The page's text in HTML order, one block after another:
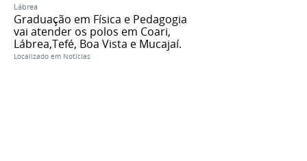
Lábrea
Graduação em Física e Pedagogia
vai atender os polos em Coari,
Lábrea,Tefé, Boa Vista e Mucajaí.
Localizado em Notícias